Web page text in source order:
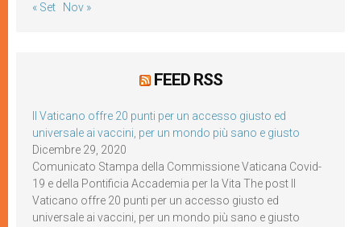
« Set Nov »
FEED RSS
Il Vaticano offre 20 punti per un accesso giusto ed
universale ai vaccini, per un mondo più sano e giusto
Dicembre 29, 2020
Comunicato Stampa della Commissione Vaticana Covid-
19 e della Pontificia Accademia per la Vita The post Il
Vaticano offre 20 punti per un accesso giusto ed
universale ai vaccini, per un mondo più sano e giusto